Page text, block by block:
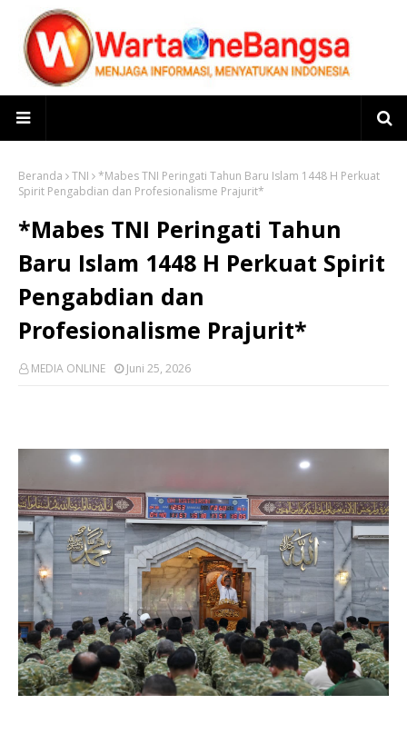
Beranda TNI
*Mabes TNI Peringati Tahun Baru Islam 1448 H Perkuat
Spirit Pengabdian dan Profesionalisme Prajurit*
*Mabes TNI Peringati Tahun
Baru Islam 1448 H Perkuat Spirit
Pengabdian dan
Profesionalisme Prajurit*
MEDIA ONLINE Juni 25, 2026